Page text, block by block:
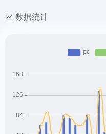
数据统计